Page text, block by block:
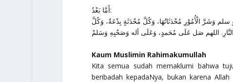
أَمَّا بَعْدُ:
وَشَرَّ الْأُمُوْرِ مُحْدَثَاتُهَا، وَكُلَّ مُحْدَثَةٍ بِدْعَةٌ، وَكُلَّ
Kaum Muslimin Rahimakumullah
Kita semua sudah memaklumi bahwa
beribadah kepadaNya, bukan karena